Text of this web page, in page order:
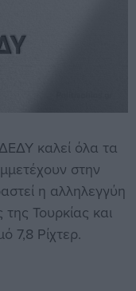
καλεί όλα τα
στην
η αλληλεγγύη
Τουρκίας και
7,8 Ρίχτερ.